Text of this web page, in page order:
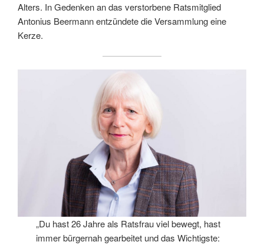
Alters. In Gedenken an das verstorbene Ratsmitglied
Antonius Beermann entzündete die Versammlung eine
Kerze.
„Du hast 26 Jahre als Ratsfrau viel bewegt, hast
immer bürgernah gearbeitet und das Wichtigste: